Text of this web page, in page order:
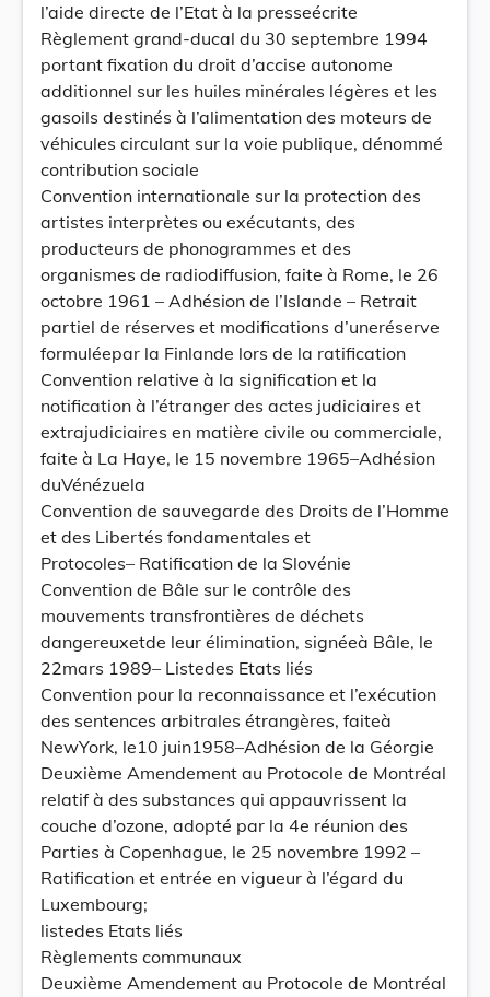
l’aide directe de l’Etat à la presseécrite
Règlement grand-ducal du 30 septembre 1994
portant fixation du droit d’accise autonome
additionnel sur les huiles minérales légères et les
gasoils destinés à l’alimentation des moteurs de
véhicules circulant sur la voie publique, dénommé
contribution sociale
Convention internationale sur la protection des
artistes interprètes ou exécutants, des
producteurs de phonogrammes et des
organismes de radiodiffusion, faite à Rome, le 26
octobre 1961 – Adhésion de l’Islande – Retrait
partiel de réserves et modifications d’uneréserve
formuléepar la Finlande lors de la ratification
Convention relative à la signification et la
notification à l’étranger des actes judiciaires et
extrajudiciaires en matière civile ou commerciale,
faite à La Haye, le 15 novembre 1965–Adhésion
duVénézuela
Convention de sauvegarde des Droits de l’Homme
et des Libertés fondamentales et
Protocoles– Ratification de la Slovénie
Convention de Bâle sur le contrôle des
mouvements transfrontières de déchets
dangereuxetde leur élimination, signéeà Bâle, le
22mars 1989– Listedes Etats liés
Convention pour la reconnaissance et l’exécution
des sentences arbitrales étrangères, faiteà
NewYork, le10 juin1958–Adhésion de la Géorgie
Deuxième Amendement au Protocole de Montréal
relatif à des substances qui appauvrissent la
couche d’ozone, adopté par la 4e réunion des
Parties à Copenhague, le 25 novembre 1992 –
Ratification et entrée en vigueur à l’égard du
Luxembourg;
listedes Etats liés
Règlements communaux
Deuxième Amendement au Protocole de Montréal